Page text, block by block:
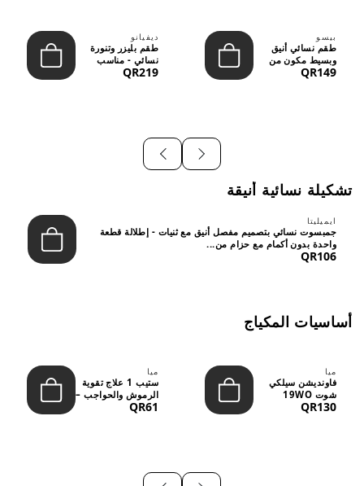
بيسو
طقم نسائي أنيق
وبسيط مكون من
قطعتين - تصميم
QR149
ديفيانو
طقم بليزر وتنورة
نسائي - مناسب
للعمل الرسمي
QR219
تشكيلة نسائية أنيقة
ايميليتا
جمبسوت نسائي بتصميم مفصل أنيق مع ثنيات - إطلالة قطعة
واحدة بدون أكمام مع حزام من...
QR106
أساسيات المكياج
ميا
فاونديشن سيلكي
شوت 19WO
ميديوم دارك بدرجة
QR130
ميا
ستيب 1 علاج تقوية
الرموش والحواجب –
12 مل
QR61